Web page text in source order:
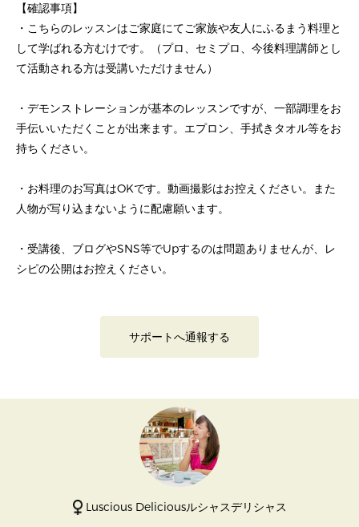
【確認事項】
・こちらのレッスンはご家庭にてご家族や友人にふるまう料理と
して学ばれる方むけです。（プロ、セミプロ、今後料理講師とし
て活動される方は受講いただけません）
・デモンストレーションが基本のレッスンですが、一部調理をお
手伝いいただくことが出来ます。エプロン、手拭きタオル等をお
持ちください。
・お料理のお写真はOKです。動画撮影はお控えください。また
人物が写り込まないように配慮願います。
・受講後、ブログやSNS等でUpするのは問題ありませんが、レ
シピの公開はお控えください。
サポートへ通報する
Luscious Deliciousルシャスデリシャス